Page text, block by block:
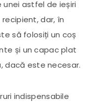
astfel de ieșiri
dar, în
să folosiți un coș
și un capac plat
dacă este necesar.